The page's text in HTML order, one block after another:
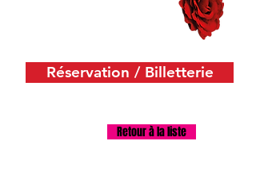
Réservation / Billetterie
Retour à la liste